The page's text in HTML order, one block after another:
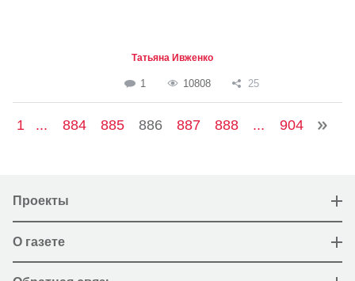
Татьяна Ивженко
1 10808 25
1 ... 884 885 886 887 888 ... 904
Проекты
О газете